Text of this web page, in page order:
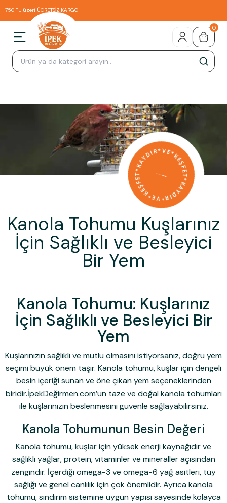
750 TL üzeri ÜCRETSİZ KARGO
0
Kanola Tohumu Kuşlarınız
İçin Sağlıklı ve Besleyici
Bir Yem
Kanola Tohumu: Kuşlarınız
İçin Sağlıklı ve Besleyici Bir
Yem
Kuşlarınızın sağlıklı ve mutlu olmasını istiyorsanız, doğru yem
seçimi büyük önem taşır. Kanola tohumu, kuşlar için dengeli
besin içeriği sunan ve öne çıkan yem seçeneklerinden
biridir.İpekDeğirmen.com’un taze ve doğal kanola tohumları
ile kuşlarınızın beslenmesini güvenle sağlayabilirsiniz.
Kanola Tohumunun Besin Değeri
Kanola tohumu, kuşlar için yüksek enerji kaynağıdır ve
sağlıklı yağlar, protein, vitaminler ve mineraller açısından
zengindir. İçerdiği omega-3 ve omega-6 yağ asitleri, tüy
sağlığı ve genel canlılık için çok önemlidir. Ayrıca kanola
tohumu, sindirim sistemine uygun yapısı sayesinde kolayca